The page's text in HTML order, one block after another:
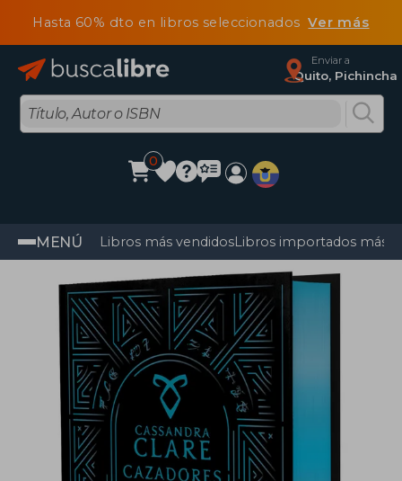
Hasta 60% dto en libros seleccionadosVer más
Enviar a
Quito, Pichincha
0
MENÚ Libros más vendidosLibros importados más